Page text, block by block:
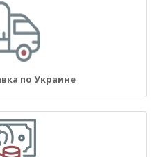
по Украине